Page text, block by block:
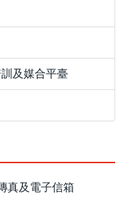
及媒合平臺
真及電子信箱